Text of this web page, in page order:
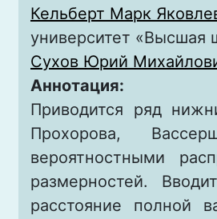
Кельберт Марк
университет «Высшая
Сухов Юрий
Аннотация:
Приводится ряд
Прохорова,
вероятностными
размерностей.
расстояние полной